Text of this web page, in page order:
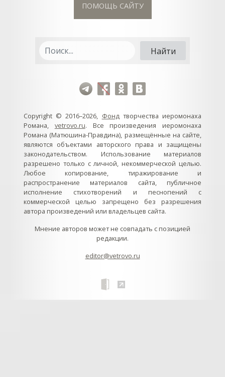
ПОМОЩЬ САЙТУ
Copyright © 2016–2026, Фондтворчества иеромонаха
Романа, vetrovo.ru. Все произведения иеромонаха
Романа (Матюшина-Правдина), размещённые на сайте,
являются объектами авторского права и защищены
законодательством. Использование материалов
разрешено только с личной, некоммерческой целью.
Любое копирование, тиражирование и
распространение материалов сайта, публичное
исполнение стихотворений и песнопений с
коммерческой целью запрещено без разрешения
автора произведений или владельцев сайта.
Мнение авторов может не совпадать с позицией
редакции.
editor@vetrovo.ru